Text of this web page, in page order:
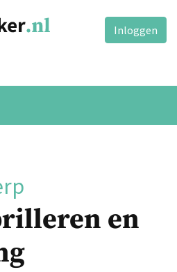
Inloggen
en